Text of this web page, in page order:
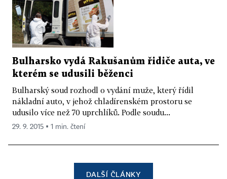
Bulharsko vydá Rakušanům řidiče auta, ve
kterém se udusili běženci
Bulharský soud rozhodl o vydání muže, který řídil
nákladní auto, v jehož chladírenském prostoru se
udusilo více než 70 uprchlíků. Podle soudu...
29. 9. 2015 ▪ 1 min. čtení
DALŠÍ ČLÁNKY